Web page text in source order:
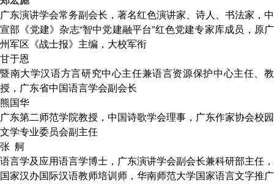
广东演讲学会常务副会长，著名红色演讲家、诗人、书法家，中
宣部《党建》杂志“智中党建融平台”红色党建专家库成员，原广
州军区《战士报》主编，大校军衔
甘于恩
暨南大学汉语方言研究中心主任兼语言资源保护中心主任、教
授，广东省中国语言学会副会长
熊国华
广东第二师范学院教授，中国诗歌学会理事，广东作家协会校园
文学专业委员会副主任
张 舸
语言学及应用语言学博士，广东演讲学会副会长兼科研部主任，
国家汉办国际汉语教师培训师，华南师范大学国家语言文字推广